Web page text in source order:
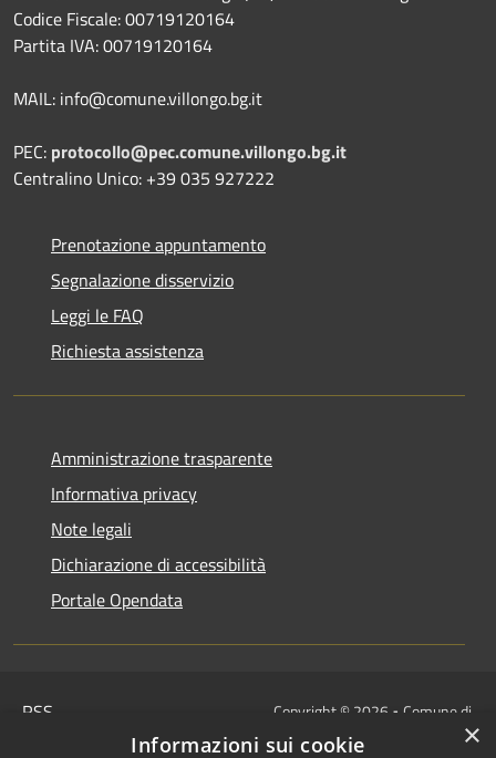
Codice Fiscale: 00719120164
Partita IVA: 00719120164
MAIL: info@comune.villongo.bg.it
PEC: protocollo@pec.comune.villongo.bg.it
Centralino Unico: +39 035 927222
Prenotazione appuntamento
Segnalazione disservizio
Leggi le FAQ
Richiesta assistenza
Amministrazione trasparente
Informativa privacy
Note legali
Dichiarazione di accessibilità
Portale Opendata
RSS
Copyright © 2026 • Comune di
Villongo • Powered by
×
Informazioni sui cookie